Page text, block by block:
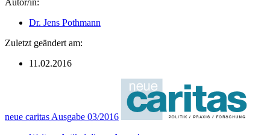
Autor/in:
Dr. Jens Pothmann
Zuletzt geändert am:
11.02.2016
neue caritas Ausgabe 03/2016